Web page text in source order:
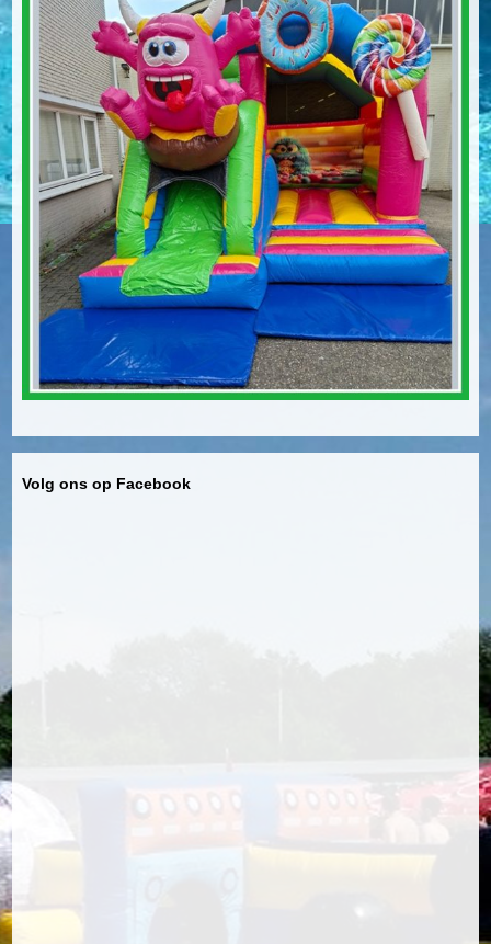
Volg ons op Facebook